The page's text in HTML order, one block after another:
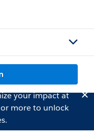
your impact at
more to unlock